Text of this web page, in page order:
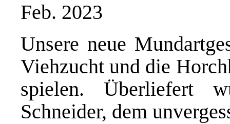
Feb. 2023
Unsere neue
Viehzucht und die
spielen. Überliefert
Schneider, dem